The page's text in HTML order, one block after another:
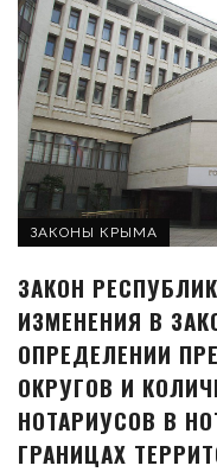
ЗАКОНЫ КРЫМА
ЗАКОН
ИЗМЕНЕНИЯ В
ОПРЕДЕЛЕНИИ
ОКРУГОВ И
НОТАРИУСОВ В
ГРАНИЦАХ